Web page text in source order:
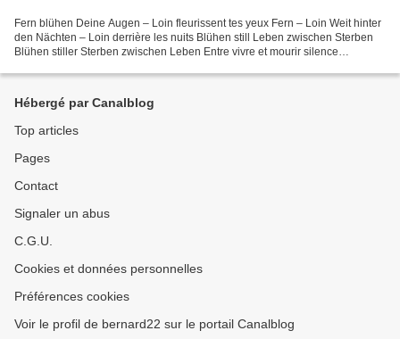
Fern blühen Deine Augen – Loin fleurissent tes yeux Fern – Loin Weit hinter
den Nächten – Loin derrière les nuits Blühen still Leben zwischen Sterben
Blühen stiller Sterben zwischen Leben Entre vivre et mourir silence
Hébergé par Canalblog
Top articles
Pages
Contact
Signaler un abus
C.G.U.
Cookies et données personnelles
Préférences cookies
Voir le profil de bernard22 sur le portail Canalblog